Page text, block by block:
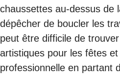
chaussettes au-dessus de
dépêcher de boucler les
peut être difficile de
artistiques pour les fêtes
professionnelle en partant